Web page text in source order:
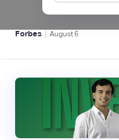
BFM 👔
Forbes | August6